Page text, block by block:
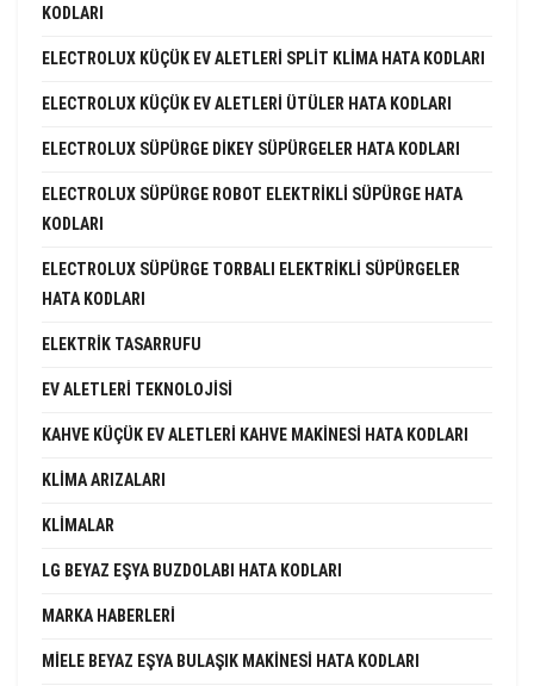
KODLARI
ELECTROLUX KÜÇÜK EV ALETLERI SPLIT KLIMA HATA KODLARI
ELECTROLUX KÜÇÜK EV ALETLERI ÜTÜLER HATA KODLARI
ELECTROLUX SÜPÜRGE DIKEY SÜPÜRGELER HATA KODLARI
ELECTROLUX SÜPÜRGE ROBOT ELEKTRIKLI SÜPÜRGE HATA
KODLARI
ELECTROLUX SÜPÜRGE TORBALI ELEKTRIKLI SÜPÜRGELER
HATA KODLARI
ELEKTRIK TASARRUFU
EV ALETLERI TEKNOLOJISI
KAHVE KÜÇÜK EV ALETLERI KAHVE MAKINESI HATA KODLARI
KLIMA ARIZALARI
KLIMALAR
LG BEYAZ EŞYA BUZDOLABI HATA KODLARI
MARKA HABERLERI
MIELE BEYAZ EŞYA BULAŞIK MAKINESI HATA KODLARI